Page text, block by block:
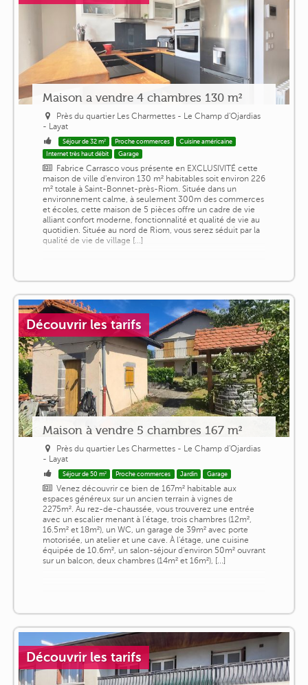
Maison a vendre 4 chambres 130 m²
Près du quartier Les Charmettes - Le Champ d'Ojardias
- Layat
Séjour de 32 m² Proche commerces
Cuisine américaine
Internet très haut débit
Garage
Fabrice Carrasco vous présente en EXCLUSIVITÉ cette
maison de ville d'environ 130 m² habitables soit environ 226
m² totale à Saint-Bonnet-près-Riom. Située dans un
environnement calme, à seulement 300m des commerces
et écoles, cette maison de 5 pièces offre un cadre de vie
alliant confort moderne, fonctionnalité et qualité de vie au
quotidien. Située au nord de Riom, vous serez séduit par la
qualité de vie de village [...]
Découvrir les tarifs
Maison à vendre 5 chambres 167 m²
Près du quartier Les Charmettes - Le Champ d'Ojardias
- Layat
Séjour de 50 m² Proche commerces Jardin Garage
Venez découvrir ce bien de 167m² habitable aux
espaces généreux sur un ancien terrain à vignes de
2275m². Au rez-de-chaussée, vous trouverez une entrée
avec un escalier menant à l'étage, trois chambres (12m²,
16.5m² et 18m²), un WC, un garage de 39m² avec porte
motorisée, un atelier et une cave. À l'étage, une cuisine
équipée de 10.6m², un salon-séjour d'environ 50m² ouvrant
sur un balcon, deux chambres (14m² et 16m²), [...]
Découvrir les tarifs